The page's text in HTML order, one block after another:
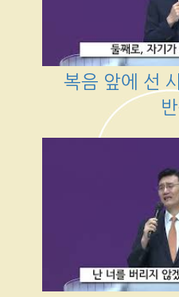
복음 앞에 선